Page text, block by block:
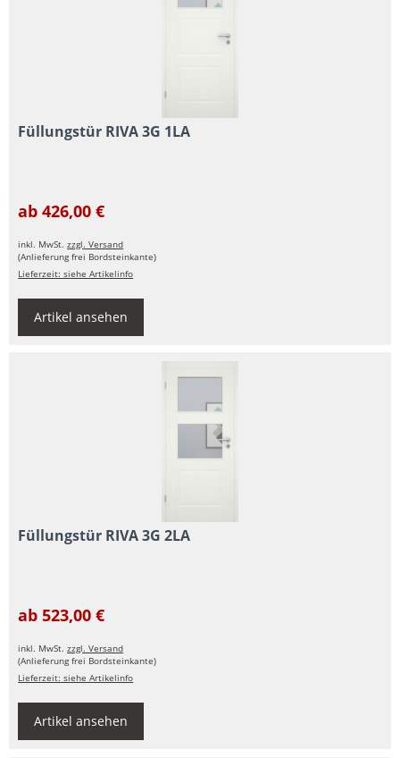
Füllungstür RIVA 3G 1LA
ab 426,00 €
inkl. MwSt.zzgl. Versand
(Anlieferung frei Bordsteinkante)
Lieferzeit: siehe Artikelinfo
Artikel ansehen
Füllungstür RIVA 3G 2LA
ab 523,00 €
inkl. MwSt.zzgl. Versand
(Anlieferung frei Bordsteinkante)
Lieferzeit: siehe Artikelinfo
Artikel ansehen